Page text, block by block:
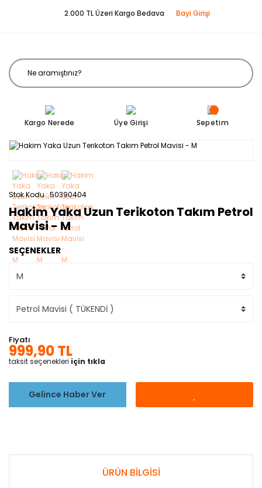
2.000 TL Üzeri Kargo Bedava Bayi Girişi
Kargo Nerede Üye Girişi Sepetim
Stok Kodu 50390404
Hakim Yaka Uzun Terikoton Takım Petrol
Mavisi - M
SEÇENEKLER
Fiyatı
999,90 TL
taksit seçenekleri için tıkla
Gelince Haber Ver
ÜRÜN BİLGİSİ